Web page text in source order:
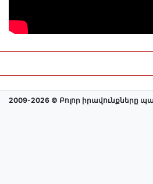
2009-2026 © Բոլոր իրավունքները